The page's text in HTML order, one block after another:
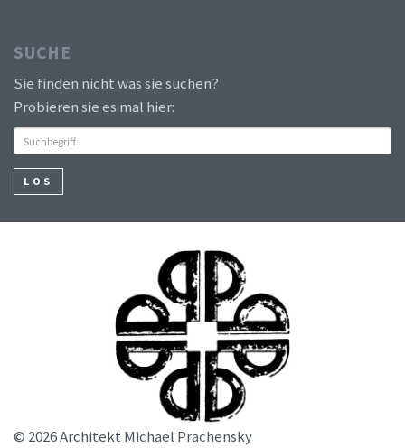
SUCHE
Sie finden nicht was sie suchen?
Probieren sie es mal hier:
LOS
© 2026 Architekt Michael Prachensky